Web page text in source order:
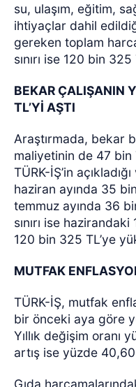
su, ulaşım, eğitim,
ihtiyaçlar dahil
gereken toplam
sınırı ise 120 bin
BEKAR ÇALIŞANIN
TL’Yİ AŞTI
Araştırmada, bekar
maliyetinin de 47 bin
TÜRK-İŞ’in
haziran ayında 35
temmuz ayında 36
sınırı ise
120 bin 325 TL’ye
MUTFAK
TÜRK-İŞ, mutfak
bir önceki aya göre
Yıllık değişim oranı
artış ise yüzde
Gıda